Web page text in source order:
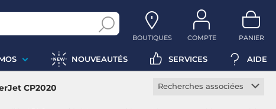
BOUTIQUES COMPTE PANIER
NOUVEAUTÉS SERVICES AIDE
CP2020
Recherches associées